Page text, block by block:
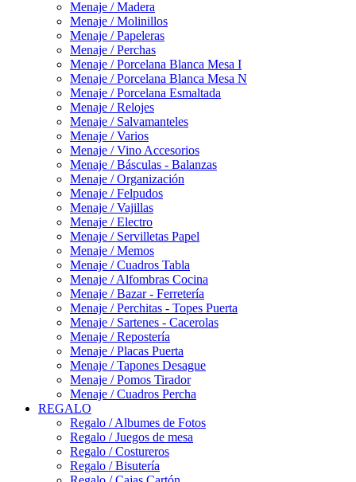
Menaje / Madera
Menaje / Molinillos
Menaje / Papeleras
Menaje / Perchas
Menaje / Porcelana Blanca Mesa I
Menaje / Porcelana Blanca Mesa N
Menaje / Porcelana Esmaltada
Menaje / Relojes
Menaje / Salvamanteles
Menaje / Varios
Menaje / Vino Accesorios
Menaje / Básculas - Balanzas
Menaje / Organización
Menaje / Felpudos
Menaje / Vajillas
Menaje / Electro
Menaje / Servilletas Papel
Menaje / Memos
Menaje / Cuadros Tabla
Menaje / Alfombras Cocina
Menaje / Bazar - Ferretería
Menaje / Perchitas - Topes Puerta
Menaje / Sartenes - Cacerolas
Menaje / Repostería
Menaje / Placas Puerta
Menaje / Tapones Desague
Menaje / Pomos Tirador
Menaje / Cuadros Percha
REGALO
Regalo / Albumes de Fotos
Regalo / Juegos de mesa
Regalo / Costureros
Regalo / Bisutería